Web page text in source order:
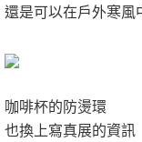
還是可以在戶外寒
咖啡杯的防燙環
也換上寫真展的資訊